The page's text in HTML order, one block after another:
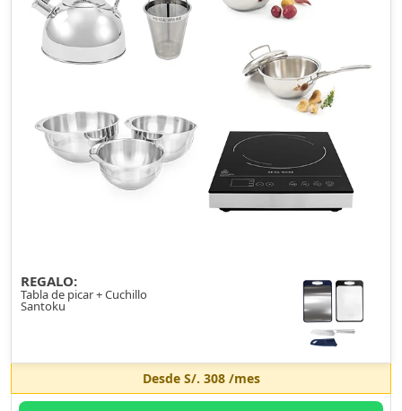
REGALO:
Tabla de picar + Cuchillo
Santoku
Desde S/. 308/mes